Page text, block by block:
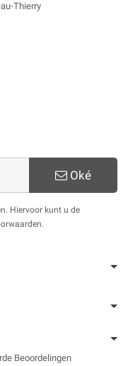
Thierry
Oké
Hiervoor kunt u de
Beoordelingen